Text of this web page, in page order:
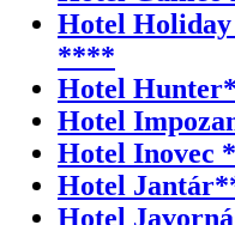
Hotel
****
Hotel
Hotel
Hotel Inovec
Hotel
Hotel